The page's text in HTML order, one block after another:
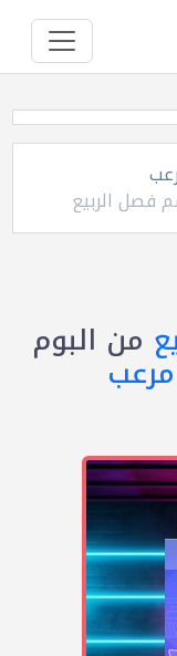
فصل الربيع
من البوم